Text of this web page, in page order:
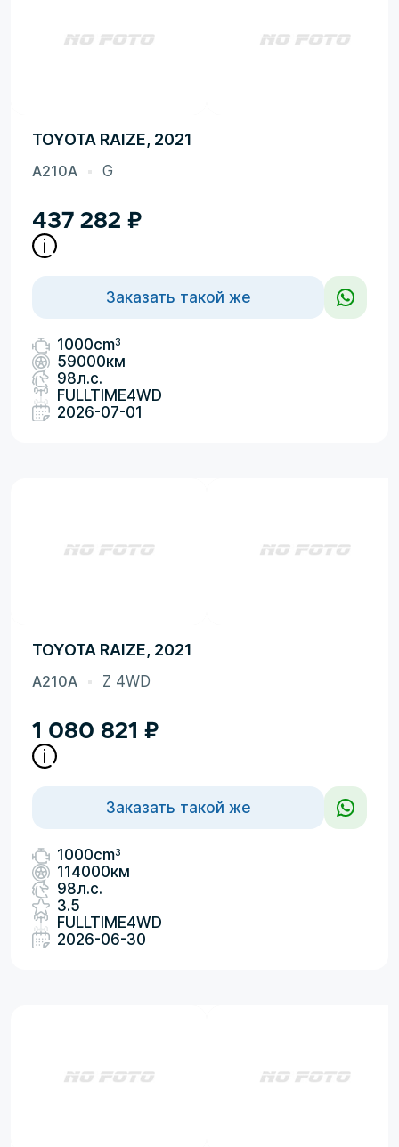
TOYOTA RAIZE, 2021
A210A G
437 282 ₽
Заказать такой же
1000cm3
59000км
98л.с.
FULLTIME4WD
2026-07-01
TOYOTA RAIZE, 2021
A210A Z 4WD
1 080 821 ₽
Заказать такой же
1000cm3
114000км
98л.с.
3.5
FULLTIME4WD
2026-06-30